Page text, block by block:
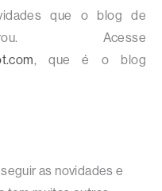
que o blog de
Acesse
, que é o blog
as novidades e